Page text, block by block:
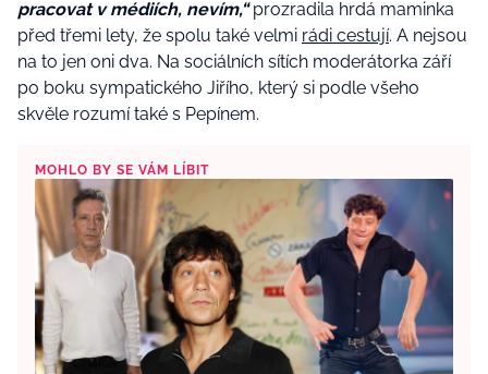
pracovat v médiích, nevím,“prozradila hrdá maminka
před třemi lety, že spolu také velmi rádi cestují. A nejsou
na to jen oni dva. Na sociálních sítích moderátorka září
po boku sympatického Jiřího, který si podle všeho
skvěle rozumí také s Pepínem.
MOHLO BY SE VÁM LÍBIT